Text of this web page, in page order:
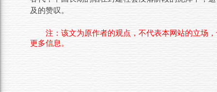
及的赞叹。
注：该文为原作者的观点，不代表本网站的立场
更多信息。